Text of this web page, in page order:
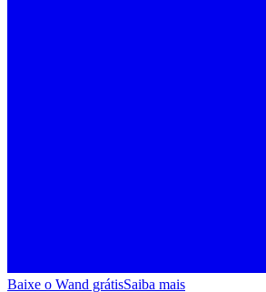
Baixe o Wand grátisSaiba mais